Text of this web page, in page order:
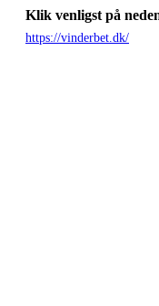
Klik venligst på
https://vinderbet.dk/